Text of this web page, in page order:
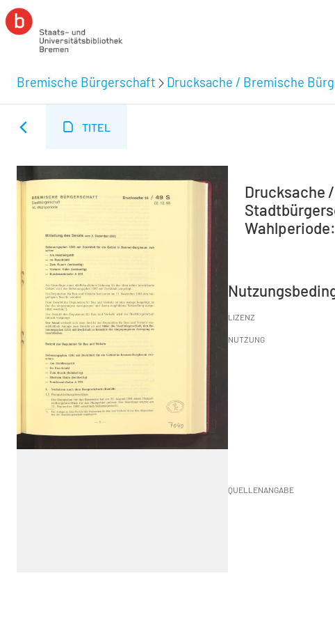
Bremische Bürgerschaft Drucksache / Bremische
TITEL
Drucksache
LIZENZ
NUTZUNG
QUELLENANGABE